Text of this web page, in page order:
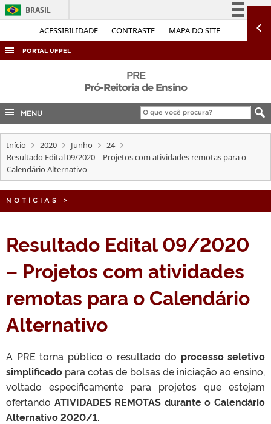
ACESSIBILIDADE CONTRASTE MAPA DO SITE
BRASIL
Simplifique!
Acesso à informação
Legislação
Canais
PORTAL UFPEL
COBALTO
CONCURSOS
EDITAIS
INTERNACIONAL
PRE
Pró-Reitoria de Ensino
MENU
Início 2020 Junho
24
Resultado Edital 09/2020 – Projetos com atividades remotas para o
Calendário Alternativo
NOTÍCIAS >
Resultado Edital 09/2020
– Projetos com atividades
remotas para o Calendário
Alternativo
A PRE torna público o resultado do processo seletivo
simplificado para cotas de bolsas de iniciação ao ensino,
voltado especificamente para projetos que estejam
ofertando ATIVIDADES REMOTAS durante o Calendário
Alternativo 2020/1.